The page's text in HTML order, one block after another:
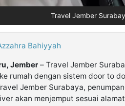
Travel Jember
Bahiyyah
Jember – Travel Jember
rumah dengan sistem door to
Jember Surabaya,
akan menjemput sesuai